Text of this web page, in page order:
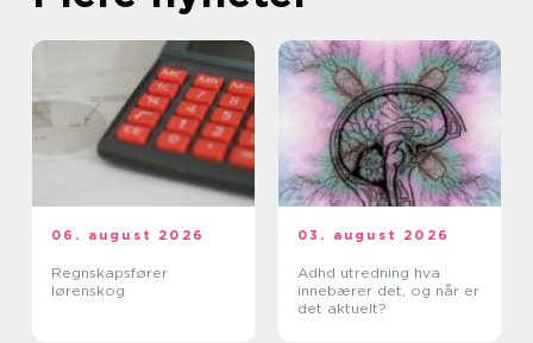
06. august 2026
Regnskapsfører
lørenskog
03. august 2026
Adhd utredning hva
innebærer det, og når er
det aktuelt?